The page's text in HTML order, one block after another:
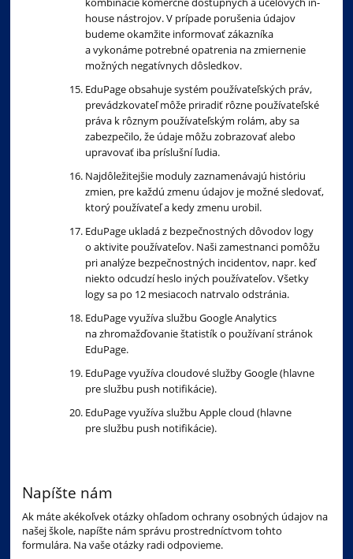
house nástrojov. V prípade porušenia údajov
budeme okamžite informovať zákazníka
a vykonáme potrebné opatrenia na zmiernenie
možných negatívnych dôsledkov.
EduPage obsahuje systém používateľských práv,
prevádzkovateľ môže priradiť rôzne používateľské
práva k rôznym používateľským rolám, aby sa
zabezpečilo, že údaje môžu zobrazovať alebo
upravovať iba príslušní ľudia.
Najdôležitejšie moduly zaznamenávajú históriu
zmien, pre každú zmenu údajov je možné sledovať,
ktorý používateľ a kedy zmenu urobil.
EduPage ukladá z bezpečnostných dôvodov logy
o aktivite používateľov. Naši zamestnanci pomôžu
pri analýze bezpečnostných incidentov, napr. keď
niekto odcudzí heslo iných používateľov. Všetky
logy sa po 12 mesiacoch natrvalo odstránia.
EduPage využíva službu Google Analytics
na zhromažďovanie štatistík o používaní stránok
EduPage.
EduPage využíva cloudové služby Google (hlavne
pre službu push notifikácie).
EduPage využíva službu Apple cloud (hlavne
pre službu push notifikácie).
Napíšte nám
Ak máte akékoľvek otázky ohľadom ochrany osobných údajov na
našej škole, napíšte nám správu prostredníctvom tohto
formulára. Na vaše otázky radi odpovieme.